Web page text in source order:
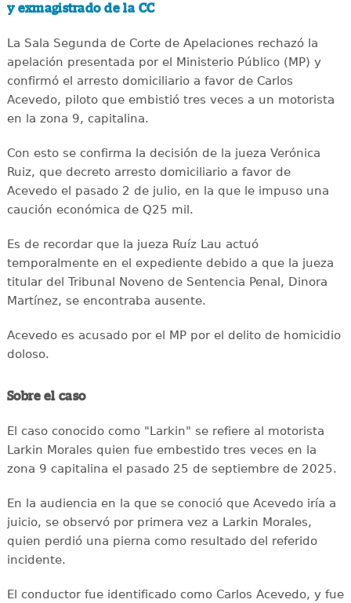
y exmagistrado de la CC
La Sala Segunda de Corte de Apelaciones rechazó la
apelación presentada por el Ministerio Público (MP) y
confirmó el arresto domiciliario a favor de Carlos
Acevedo, piloto que embistió tres veces a un motorista
en la zona 9, capitalina.
Con esto se confirma la decisión de la jueza Verónica
Ruiz, que decreto arresto domiciliario a favor de
Acevedo el pasado 2 de julio, en la que le impuso una
caución económica de Q25 mil.
Es de recordar que la jueza Ruíz Lau actuó
temporalmente en el expediente debido a que la jueza
titular del Tribunal Noveno de Sentencia Penal, Dinora
Martínez, se encontraba ausente.
Acevedo es acusado por el MP por el delito de homicidio
doloso.
Sobre el caso
El caso conocido como "Larkin" se refiere al motorista
Larkin Morales quien fue embestido tres veces en la
zona 9 capitalina el pasado 25 de septiembre de 2025.
En la audiencia en la que se conoció que Acevedo iría a
juicio, se observó por primera vez a Larkin Morales,
quien perdió una pierna como resultado del referido
incidente.
El conductor fue identificado como Carlos Acevedo, y fue